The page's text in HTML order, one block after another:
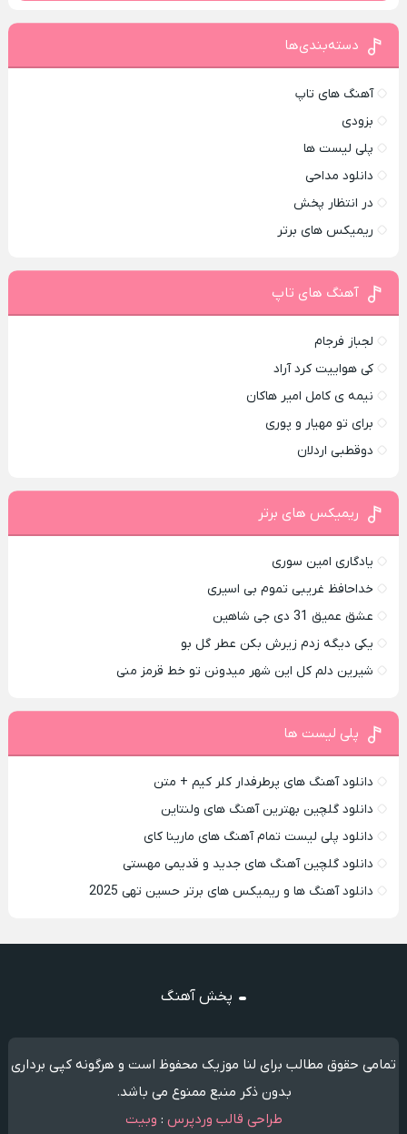
دسته‌بندی‌ها
آهنگ های تاپ
بزودی
پلی لیست ها
دانلود مداحی
در انتظار پخش
ریمیکس های برتر
آهنگ های تاپ
لجباز فرجام
کی هواییت کرد آراد
نیمه ی کامل امیر هاکان
برای تو مهیار و پوری
دوقطبی اردلان
ریمیکس های برتر
یادگاری امین سوری
خداحافظ غریبی تموم بی اسیری
عشق عمیق 31 دی جی شاهین
یکی دیگه زدم زیرش بکن عطر گل بو
شیرین دلم کل این شهر میدونن تو خط قرمز منی
پلی لیست ها
دانلود آهنگ های پرطرفدار کلر کیم + متن
دانلود گلچین بهترین آهنگ های ولنتاین
دانلود پلی لیست تمام آهنگ های مارینا کای
دانلود گلچین آهنگ های جدید و قدیمی مهستی
دانلود آهنگ ها و ریمیکس های برتر حسین تهی 2025
پخش آهنگ
تمامی حقوق مطالب برای لنا موزیک محفوظ است و هرگونه کپی برداری
بدون ذکر منبع ممنوع می باشد.
طراحی قالب وردپرس : وبیت